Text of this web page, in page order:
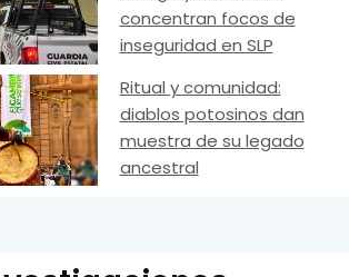
concentran focos de
inseguridad en SLP
Ritual y comunidad:
diablos potosinos dan
muestra de su legado
ancestral